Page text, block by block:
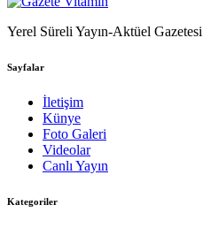
Yerel Süreli Yayın-Aktüel Gazetesi
Sayfalar
İletişim
Künye
Foto Galeri
Videolar
Canlı Yayın
Kategoriler